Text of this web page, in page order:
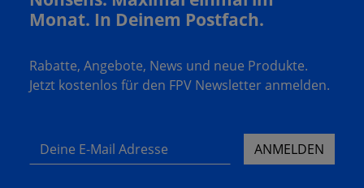
Monat. In Deinem Postfach.
Rabatte, Angebote, News und neue Produkte.
Jetzt kostenlos für den FPV Newsletter anmelden.
Deine E-Mail Adresse ANMELDEN